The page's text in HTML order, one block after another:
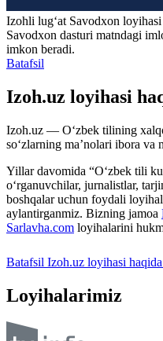
Izohli lugʻat Savodxon
Savodxon dasturi matndagi
imkon beradi.
Batafsil
Izoh.uz loyihasi
Izoh.uz — O‘zbek tilining
so‘zlarning ma’nolari ibora
Yillar davomida “O‘zbek tili
o‘rganuvchilar, jurnalistlar,
boshqalar uchun foydali
aylantirganmiz. Bizning jamoa
Sarlavha.com loyihalarini
Batafsil Izoh.uz loyihasi haqida
Loyihalarimiz